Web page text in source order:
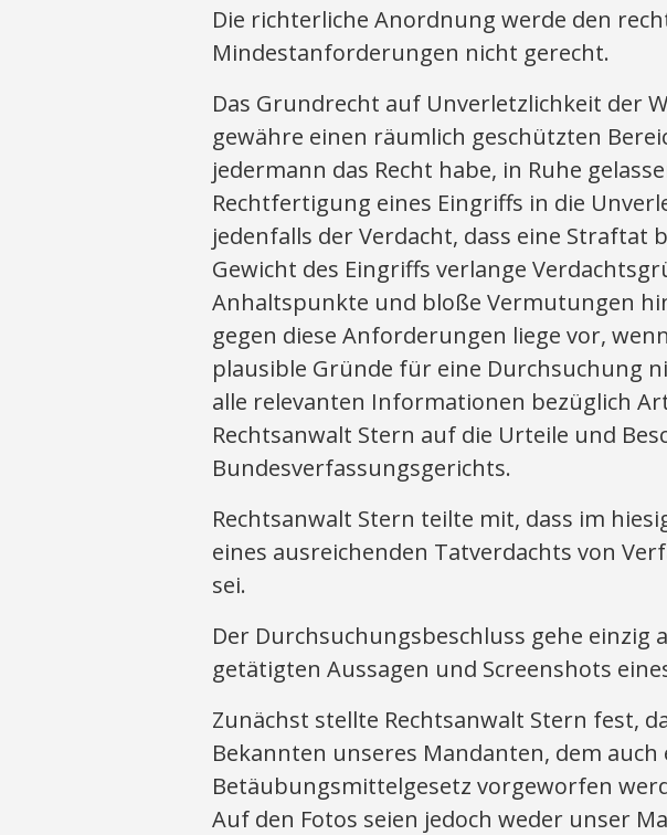
Die richterliche Anordnung werde den
Mindestanforderungen nicht gerecht.
Das Grundrecht auf Unverletzlichkeit der
gewähre einen räumlich geschützten
jedermann das Recht habe, in Ruhe
Rechtfertigung eines Eingriffs in die
jedenfalls der Verdacht, dass eine Straftat
Gewicht des Eingriffs verlange
Anhaltspunkte und bloße Vermutungen
gegen diese Anforderungen liege vor,
plausible Gründe für eine Durchsuchung
alle relevanten Informationen bezüglich
Rechtsanwalt Stern auf die Urteile und
Bundesverfassungsgerichts.
Rechtsanwalt Stern teilte mit, dass im
eines ausreichenden Tatverdachts von
sei.
Der Durchsuchungsbeschluss gehe einzig
getätigten Aussagen und Screenshots
Zunächst stellte Rechtsanwalt Stern fest,
Bekannten unseres Mandanten, dem auch
Betäubungsmittelgesetz vorgeworfen
Auf den Fotos seien jedoch weder unser